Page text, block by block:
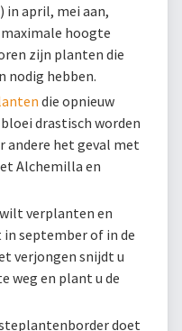
april, mei aan,
hoogte
zijn planten die
nodig hebben.
die opnieuw
drastisch worden
andere het geval met
Alchemilla en
verplanten en
in september of in de
verjongen snijdt u
weg en plant u de
doet